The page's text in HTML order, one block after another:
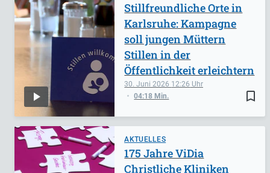
bookmark_border
30. Juni 2026 12:26
04:18 Min.
Stillfreundliche Orte in
Karlsruhe: Kampagne
soll jungen Müttern
Stillen in der
Öffentlichkeit erleichtern
AKTUELLES
175 Jahre ViDia
Christliche Kliniken